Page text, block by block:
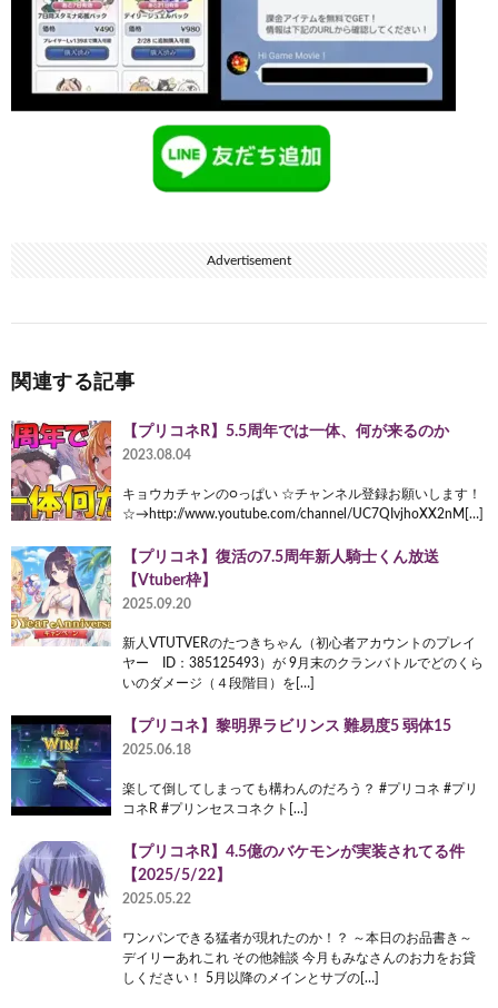
Advertisement
関連する記事
【プリコネR】5.5周年では一体、何が来るのか
2023.08.04
キョウカチャンの○っぱい ☆チャンネル登録お願いします！
☆→http://www.youtube.com/channel/UC7QIvjhoXX2nM[…]
【プリコネ】復活の7.5周年新人騎士くん放送
【Vtuber枠】
2025.09.20
新人VTUTVERのたつきちゃん（初心者アカウントのプレイ
ヤー ID：385125493）が 9月末のクランバトルでどのくら
いのダメージ（４段階目）を[…]
【プリコネ】黎明界ラビリンス 難易度5 弱体15
2025.06.18
楽して倒してしまっても構わんのだろう？ #プリコネ #プリ
コネR #プリンセスコネクト[…]
【プリコネR】4.5億のバケモンが実装されてる件
【2025/5/22】
2025.05.22
ワンパンできる猛者が現れたのか！？ ～本日のお品書き～
デイリーあれこれ その他雑談 今月もみなさんのお力をお貸
しください！ 5月以降のメインとサブの[…]